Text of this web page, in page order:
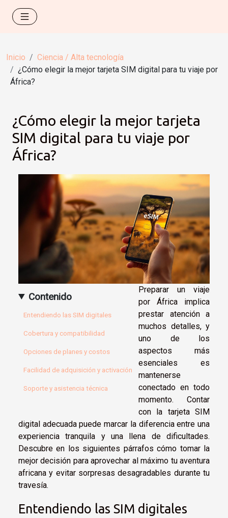
Inicio
Ciencia / Alta tecnología
¿Cómo elegir la mejor tarjeta SIM digital para tu viaje por
África?
¿Cómo elegir la mejor tarjeta
SIM digital para tu viaje por
África?
Contenido
Entendiendo las SIM digitales
Cobertura y compatibilidad
Opciones de planes y costos
Facilidad de adquisición y activación
Soporte y asistencia técnica
Preparar un viaje
por África implica
prestar atención a
muchos detalles, y
uno de los
aspectos más
esenciales es
mantenerse
conectado en todo
momento. Contar
con la tarjeta SIM
digital adecuada puede marcar la diferencia entre una
experiencia tranquila y una llena de dificultades.
Descubre en los siguientes párrafos cómo tomar la
mejor decisión para aprovechar al máximo tu aventura
africana y evitar sorpresas desagradables durante tu
travesía.
Entendiendo las SIM digitales